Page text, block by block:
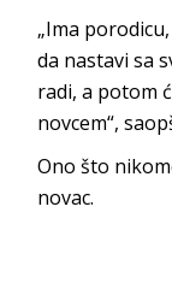
„Ima
da nastavi sa
radi, a potom
novcem“,
Ono što
novac.